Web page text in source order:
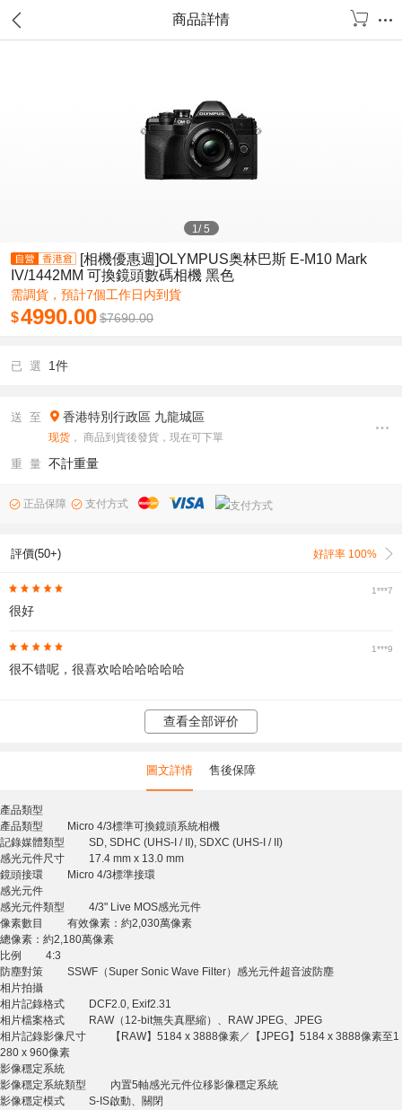
商品詳情
1/5
[相機優惠週]OLYMPUS奥林巴斯 E-M10 Mark
IV/1442MM 可換鏡頭數碼相機 黑色
需調貨，預計7個工作日内到貨
$4990.00$7690.00
已 選 1件
送 至 香港特別行政區 九龍城區
现货 ， 商品到貨後發貨，現在可下單
重 量 不計重量
正品保障 支付方式
評價(50+) 好評率 100%
1***7
很好
1***9
很不错呢，很喜欢哈哈哈哈哈哈
查看全部评价
圖文詳情 售後保障
產品類型
產品類型 Micro 4/3標準可換鏡頭系統相機
記錄媒體類型 SD, SDHC (UHS-I / II), SDXC (UHS-I / II)
感光元件尺寸 17.4 mm x 13.0 mm
鏡頭接環 Micro 4/3標準接環
感光元件
感光元件類型 4/3" Live MOS感光元件
像素數目 有效像素：約2,030萬像素
總像素：約2,180萬像素
比例 4:3
防塵對策 SSWF（Super Sonic Wave Filter）感光元件超音波防塵
相片拍攝
相片記錄格式 DCF2.0, Exif2.31
相片檔案格式 RAW（12-bit無失真壓縮）、RAW JPEG、JPEG
相片記錄影像尺寸 【RAW】5184 x 3888像素／【JPEG】5184 x 3888像素至1
280 x 960像素
影像穩定系統
影像穩定系統類型 內置5軸感光元件位移影像穩定系統
影像穩定模式 S-IS啟動、關閉